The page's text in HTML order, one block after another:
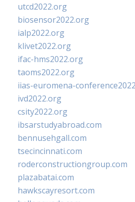
utcd2022.org
biosensor2022.org
ialp2022.org
klivet2022.org
ifac-hms2022.org
taoms2022.org
iias-euromena-
ivd2022.org
csity2022.org
ibsarstudyabroad.com
bennusehgall.com
tsecincinnati.com
roderconstructiongroup.com
plazabatai.com
hawkscayresort.com